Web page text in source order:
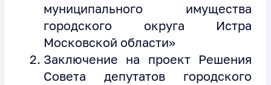
муниципального имущества
городского округа Истра
Московской области»
Заключение на проект Решения
Совета депутатов городского